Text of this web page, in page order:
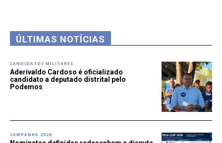
ÚLTIMAS NOTÍCIAS
CANDIDATOS MILITARES
Aderivaldo Cardoso é oficializado
candidato a deputado distrital pelo
Podemos
CAMPANHA 2026